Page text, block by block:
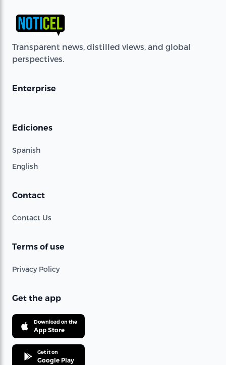
Transparent news, distilled views, and global
perspectives.
Enterprise
Ediciones
Spanish
English
Contact
Contact Us
Terms of use
Privacy Policy
Get the app
Download on the
App Store
Get it on
Google Play